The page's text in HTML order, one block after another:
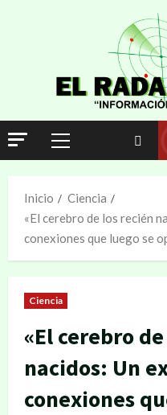
Inicio
Ciencia
«El cerebro de los recién
conexiones que luego se
Ciencia
«El cerebro
nacidos: Un
conexiones